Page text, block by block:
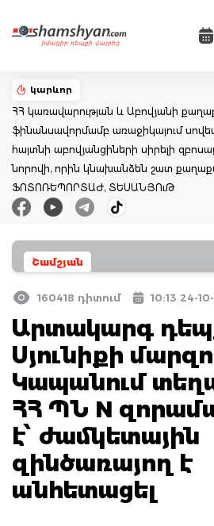
կարևոր
ՀՀ կառավարության և Աբովյանի
ֆինանսավորմամբ առաջիկայում
հայտնի աբովյանցիների սիրելի
նորովի, որին կնախանձեն շատ
ՖՈՏՈՌԵՊՈՐՏԱԺ, ՏԵՍԱՆՅՈւԹ
Շամշյան
160418 դիտում 10:13 24-
Արտակարգ
Սյունիքի
Կապանում
ՀՀ ՊՆ N
է՝ ժամկետային
զինծառայող է
անհետացել